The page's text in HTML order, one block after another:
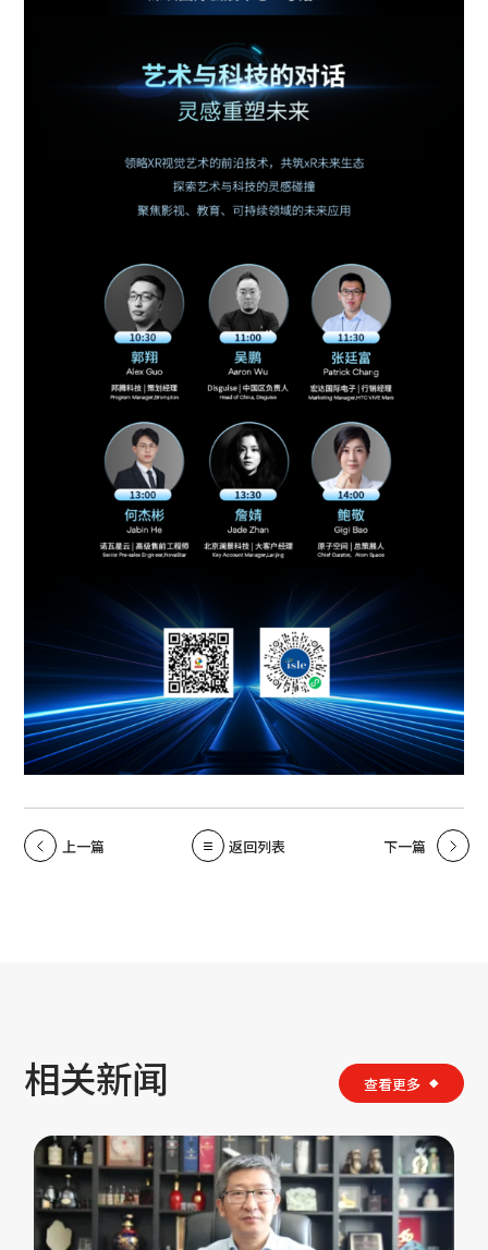
上一篇 返回列表 下一篇
相关新闻 查看更多